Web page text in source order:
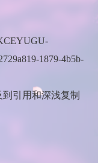
1879-4b5b-
引用和深浅复制